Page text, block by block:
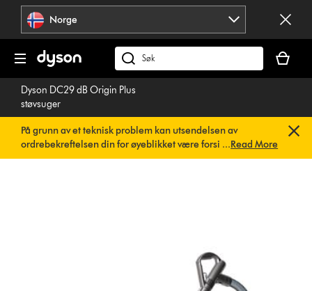
Hopp
navigering
Norge
Søk
på
dyson.no
din
er
Dyson DC29 dB Origin Plus
støvsuger
På grunn av et teknisk problem kan utsendelsen av
ordrebekreftelsen din for øyeblikket være forsinket. Vi
jobber allerede med en rask løsning.Du trenger ikke å
...Read More